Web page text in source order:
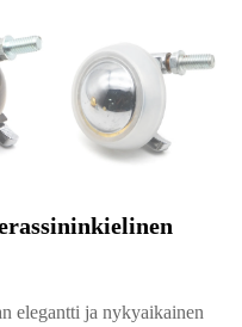
elegantti ja nykyaikainen